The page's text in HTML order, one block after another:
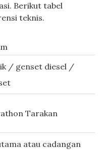
Berikut tabel
teknis.
/ genset diesel /
Tarakan
atau cadangan